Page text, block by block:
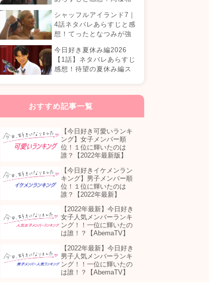
気持ちの変化は…？
シャッフルアイランド7｜
4話ネタバレあらすじと感
想！てったとなつみが強
カップル誕生！？
今日好き夏休み編2026
【1話】ネタバレあらすじ
感想！待望の夏休み編ス
おすすめ記事一覧
【今日好き可愛いランキ
ング】女子メンバー順
位！１位に輝いたのは
誰？【2022年最新版】
【今日好きイケメンラン
キング】男子メンバー順
位！１位に輝いたのは
誰？【2022年最新】
【2022年最新】今日好き
女子人気メンバーランキ
ング！！一位に輝いたの
は誰！？【AbemaTV】
【2022年最新】今日好き
男子人気メンバーランキ
ング！！一位に輝いたの
は誰！？【AbemaTV】